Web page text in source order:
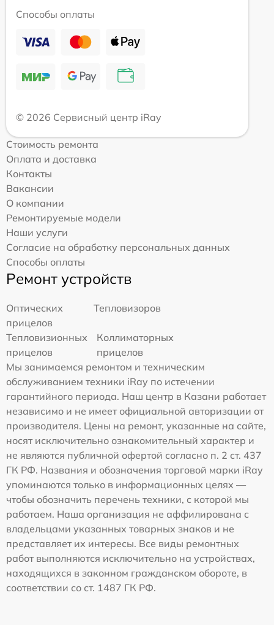
Способы оплаты
© 2026 Сервисный центр iRay
Стоимость ремонта
Оплата и доставка
Контакты
Вакансии
О компании
Ремонтируемые модели
Наши услуги
Согласие на обработку персональных данных
Способы оплаты
Ремонт устройств
Оптических
прицелов
Тепловизоров
Тепловизионных
прицелов
Коллиматорных
прицелов
Мы занимаемся ремонтом и техническим
обслуживанием техники iRay по истечении
гарантийного периода. Наш центр в Казани работает
независимо и не имеет официальной авторизации от
производителя. Цены на ремонт, указанные на сайте,
носят исключительно ознакомительный характер и
не являются публичной офертой согласно п. 2 ст. 437
ГК РФ. Названия и обозначения торговой марки iRay
упоминаются только в информационных целях —
чтобы обозначить перечень техники, с которой мы
работаем. Наша организация не аффилирована с
владельцами указанных товарных знаков и не
представляет их интересы. Все виды ремонтных
работ выполняются исключительно на устройствах,
находящихся в законном гражданском обороте, в
соответствии со ст. 1487 ГК РФ.